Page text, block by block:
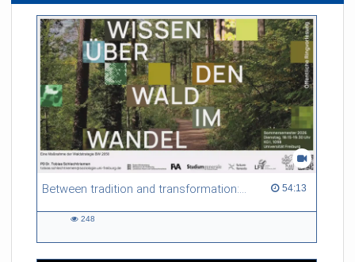
Between tradition and transformation: how owners, advisers and institutions co-create knowledge for resilient forests in Europe 54:13
54:13 duration
248